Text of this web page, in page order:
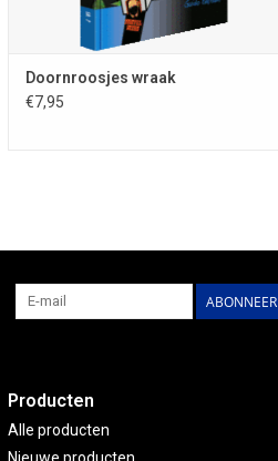
Doornroosjes wraak
€7,95
ABONNEER
Producten
Alle producten
Nieuwe producten